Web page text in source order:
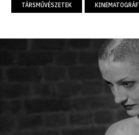
TÁRSMŰVÉSZETEK KINEMATOGRÁF